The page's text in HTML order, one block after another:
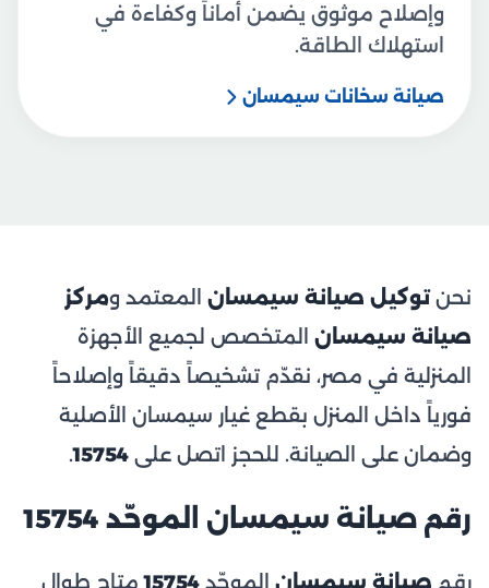
وإصلاح موثوق يضمن أماناً وكفاءة في
استهلاك الطاقة.
صيانة سخانات سيمسان
نحنتوكيل صيانة سيمسان المعتمد ومركز
صيانة سيمسان المتخصص لجميع الأجهزة
المنزلية في مصر، نقدّم تشخيصاً دقيقاً وإصلاحاً
فورياً داخل المنزل بقطع غيار سيمسان الأصلية
وضمان على الصيانة. للحجز اتصل على 15754
.
رقم صيانة سيمسان الموحّد 15754
رقم صيانة سيمسان الموحّد 15754متاح طوال